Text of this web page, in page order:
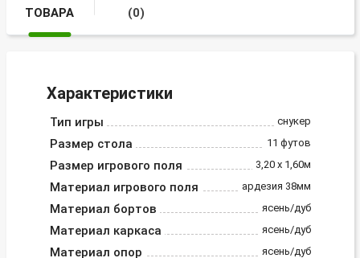
ТОВАРА
(0)
Характеристики
Тип игры снукер
Размер стола 11 футов
Размер игрового поля 3,20 х 1,60м
Материал игрового поля ардезия 38мм
Материал бортов ясень/дуб
Материал каркаса ясень/дуб
Материал опор ясень/дуб